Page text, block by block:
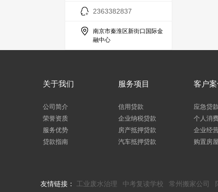
2363382837
南京市秦淮区新街口国际金
融中心
关于我们
公司简介
荣誉资质
服务优势
贷款指南
服务项目
信用贷款
企业纳税贷款
房产抵押贷款
汽车抵押贷款
客户
应急贷
个人消
企业经
购置房
友情链接： 工业废水治理 中考复读学校 常州搬家公司